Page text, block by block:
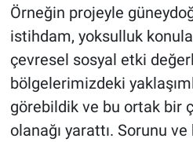
Örneğin projeyle
istihdam, yoksulluk
çevresel sosyal etki
bölgelerimizdeki
görebildik ve bu ortak bir
olanağı yarattı. Sorunu ve